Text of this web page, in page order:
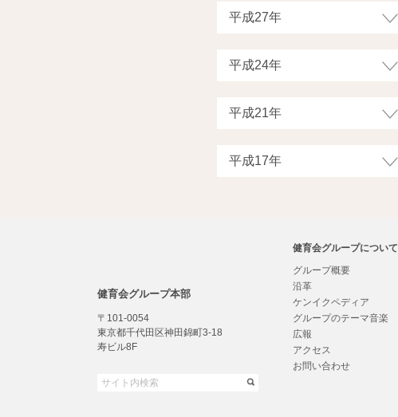
健育会グループ本部
〒101-0054
東京都千代田区神田錦町3-18
寿ビル8F
健育会グループについて
グループ概要
沿革
ケンイクペディア
グループのテーマ音楽
広報
アクセス
お問い合わせ